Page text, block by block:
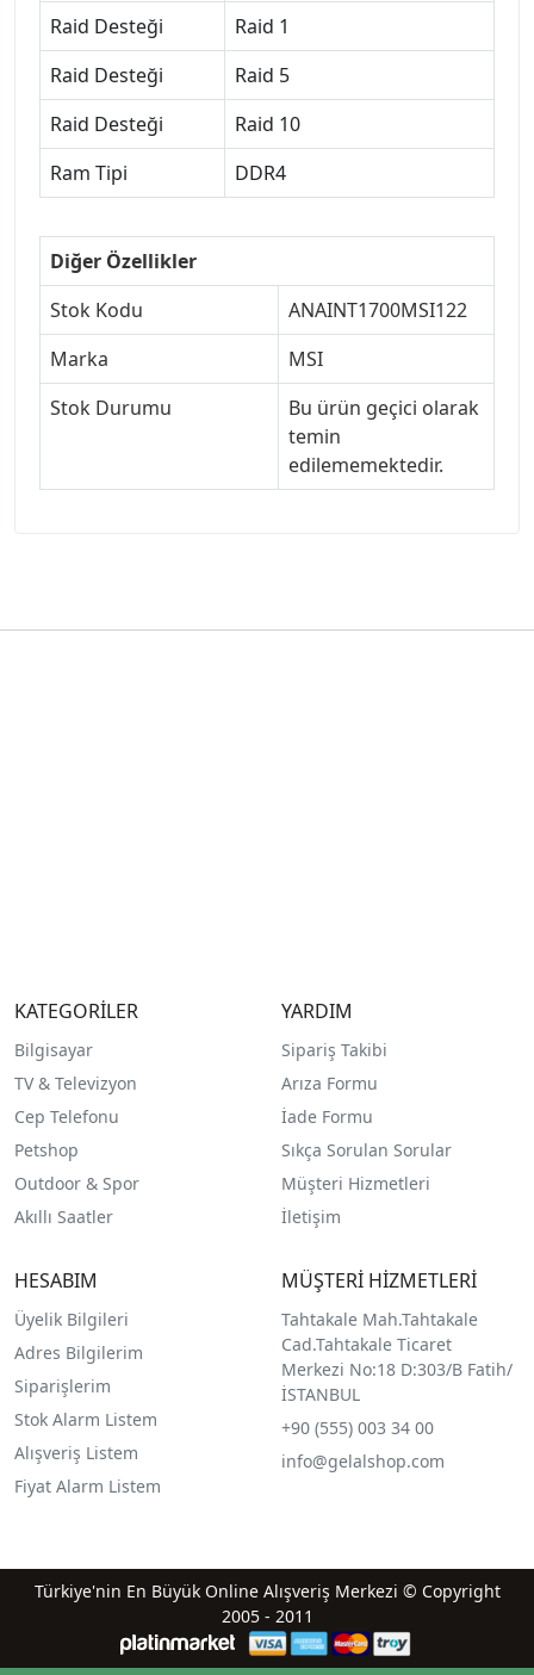
Raid Desteği
Raid 1
Raid Desteği
Raid 5
Raid Desteği
Raid 10
Ram Tipi
DDR4
Diğer Özellikler
Stok Kodu
ANAINT1700MSI122
Marka
MSI
Stok Durumu
Bu ürün geçici olarak
temin
edilememektedir.
KATEGORİLER
Bilgisayar
TV & Televizyon
Cep Telefonu
Petshop
Outdoor & Spor
Akıllı Saatler
YARDIM
Sipariş Takibi
Arıza Formu
İade Formu
Sıkça Sorulan Sorular
Müşteri Hizmetleri
İletişim
HESABIM
Üyelik Bilgileri
Adres Bilgilerim
Siparişlerim
Stok Alarm Listem
Alışveriş Listem
Fiyat Alarm Listem
MÜŞTERİ HİZMETLERİ
Tahtakale Mah.Tahtakale
Cad.Tahtakale Ticaret
Merkezi No:18 D:303/B Fatih/
İSTANBUL
+90 (555) 003 34 00
info@gelalshop.com
Türkiye'nin En Büyük Online Alışveriş Merkezi © Copyright
2005 - 2011